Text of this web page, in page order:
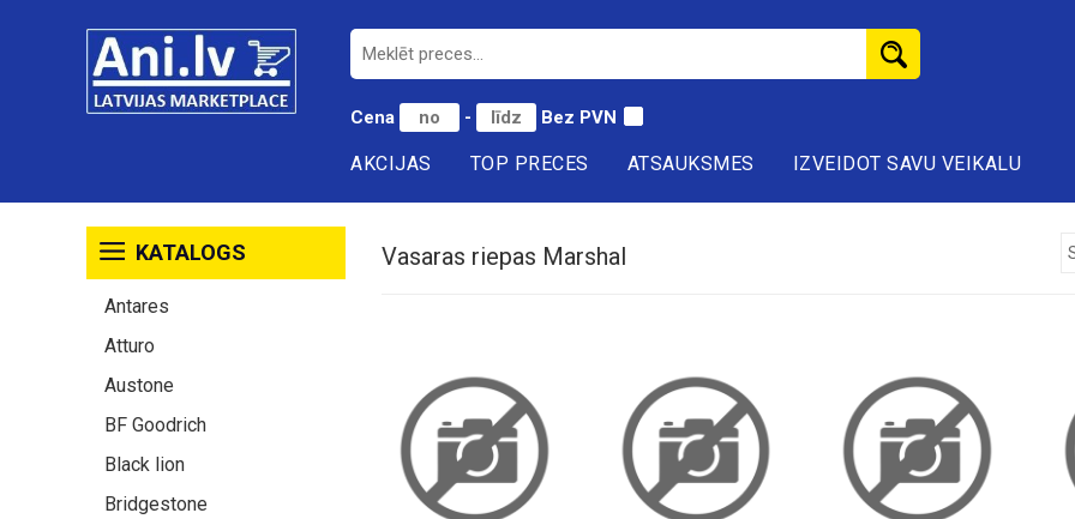
Cena - Bez PVN
AKCIJAS TOP PRECES ATSAUKSMES IZVEIDOT SAVU VEIKALU
KATALOGS
Antares
Atturo
Austone
BF Goodrich
Black lion
Bridgestone
Vasaras riepas Marshal